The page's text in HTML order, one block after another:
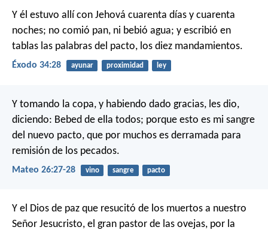
Y él estuvo allí con Jehová cuarenta días y cuarenta
noches; no comió pan, ni bebió agua; y escribió en
tablas las palabras del pacto, los diez mandamientos.
Éxodo 34:28 ayunar proximidad ley
Y tomando la copa, y habiendo dado gracias, les dio,
diciendo: Bebed de ella todos; porque esto es mi sangre
del nuevo pacto, que por muchos es derramada para
remisión de los pecados.
Mateo 26:27-28 vino sangre pacto
Y el Dios de paz que resucitó de los muertos a nuestro
Señor Jesucristo, el gran pastor de las ovejas, por la